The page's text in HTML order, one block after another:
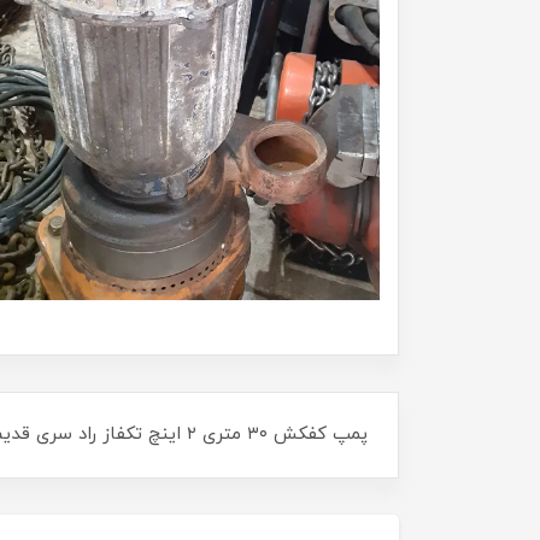
پمپ کفکش ۳۰ متری ۲ اینچ تکفاز راد سری قدیم کیفیت بسیااار عالی تمام فابریک و آماده به کار به شرط تست(استوک)